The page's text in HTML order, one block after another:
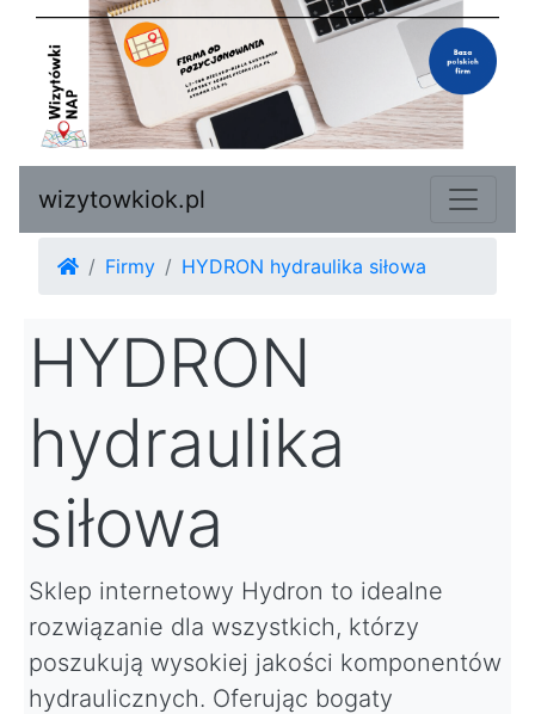
wizytowkiok.pl
Firmy HYDRON hydraulika siłowa
HYDRON
hydraulika
siłowa
Sklep internetowy Hydron to idealne
rozwiązanie dla wszystkich, którzy
poszukują wysokiej jakości komponentów
hydraulicznych. Oferując bogaty